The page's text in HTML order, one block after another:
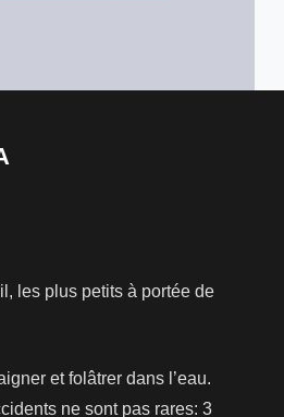
les plus petits à portée de
et folâtrer dans l’eau.
ne sont pas rares: 3